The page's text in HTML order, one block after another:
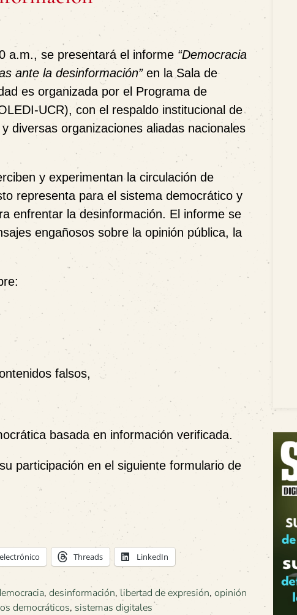
a.m., se presentará el informe “Democracia
ante la desinformación”en la Sala de
es organizada por el Programa de
UCR), con el respaldo institucional de
y diversas organizaciones aliadas nacionales
y experimentan la circulación de
representa para el sistema democrático y
enfrentar la desinformación. El informe se
engañosos sobre la opinión pública, la
falsos,
basada en información verificada.
participación en el siguiente formulario de
Threads LinkedIn
, desinformación,libertad de expresión, opinión
democráticos, sistemas digitales